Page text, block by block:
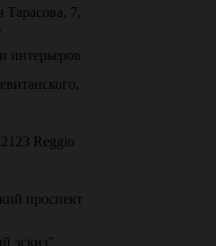
7,
интерьеров
Reggio
проспект
эскиз"